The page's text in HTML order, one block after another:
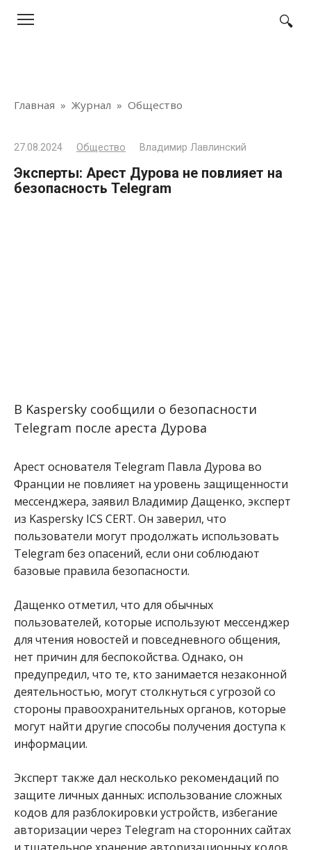
Главная » Журнал » Общество
27.08.2024 Общество Владимир Лавлинский
Эксперты: Арест Дурова не повлияет на
безопасность Telegram
В Kaspersky сообщили о безопасности
Telegram после ареста Дурова
Арест основателя Telegram Павла Дурова во
Франции не повлияет на уровень защищенности
мессенджера, заявил Владимир Дащенко, эксперт
из Kaspersky ICS CERT. Он заверил, что
пользователи могут продолжать использовать
Telegram без опасений, если они соблюдают
базовые правила безопасности.
Дащенко отметил, что для обычных
пользователей, которые используют мессенджер
для чтения новостей и повседневного общения,
нет причин для беспокойства. Однако, он
предупредил, что те, кто занимается незаконной
деятельностью, могут столкнуться с угрозой со
стороны правоохранительных органов, которые
могут найти другие способы получения доступа к
информации.
Эксперт также дал несколько рекомендаций по
защите личных данных: использование сложных
кодов для разблокировки устройств, избегание
авторизации через Telegram на сторонних сайтах